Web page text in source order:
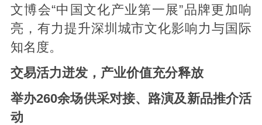
文博会“中国文化产业第一展”品牌更加响
亮，有力提升深圳城市文化影响力与国际
知名度。
交易活力迸发，产业价值充分释放
举办260余场供采对接、路演及新品推介活
动